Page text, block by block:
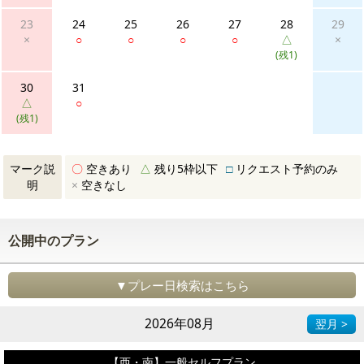
23
×
24
○
25
○
26
○
27
○
28
△
(残1)
29
×
30
△
(残1)
31
○
マーク説
明
〇 空きあり △ 残り5枠以下 □リクエスト予約のみ
× 空きなし
公開中のプラン
▼プレー日検索はこちら
2026年08月 翌月 >